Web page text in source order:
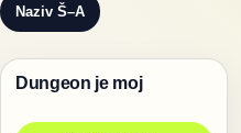
Naziv Š–A
Igre
Dungeon je moj